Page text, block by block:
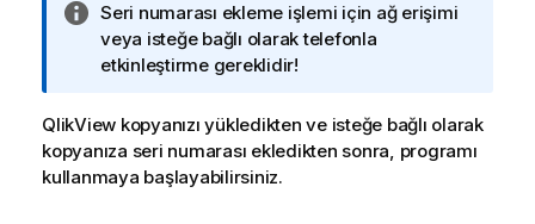
B
i
l
i
n
o
Seri numarası ekleme işlemi için ağ erişimi
veya isteğe bağlı olarak telefonla
etkinleştirme gereklidir!
QlikView kopyanızı yükledikten ve isteğe bağlı olarak
kopyanıza seri numarası ekledikten sonra, programı
kullanmaya başlayabilirsiniz.